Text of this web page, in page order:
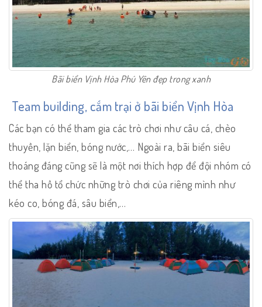
Bãi biển Vịnh Hòa Phú Yên đẹp trong xanh
Team building, cắm trại ở bãi biển Vịnh Hòa
Các bạn có thể tham gia các trò chơi như câu cá, chèo
thuyền, lặn biển, bóng nước,… Ngoài ra, bãi biển siêu
thoáng đáng cũng sẽ là một nơi thích hợp để đội nhóm có
thể tha hồ tổ chức những trò chơi của riêng mình như
kéo co, bóng đá, sâu biển,…